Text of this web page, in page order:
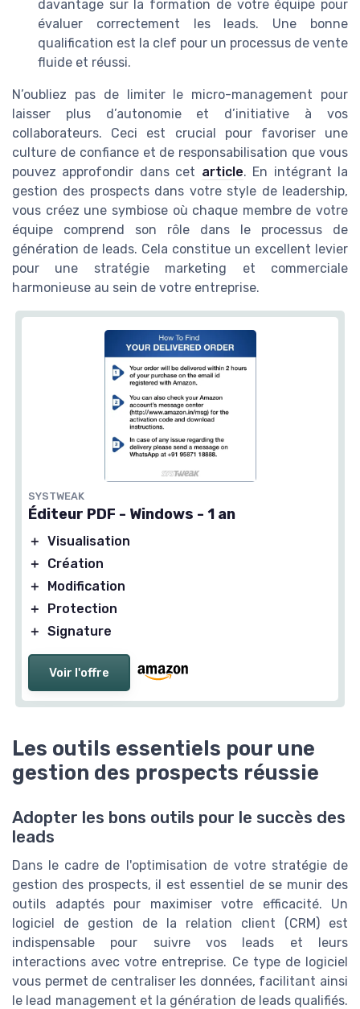
davantage sur la formation de votre équipe pour
évaluer correctement les leads. Une bonne
qualification est la clef pour un processus de vente
fluide et réussi.
N’oubliez pas de limiter le micro-management pour
laisser plus d’autonomie et d’initiative à vos
collaborateurs. Ceci est crucial pour favoriser une
culture de confiance et de responsabilisation que vous
pouvez approfondir dans cet article. En intégrant la
gestion des prospects dans votre style de leadership,
vous créez une symbiose où chaque membre de votre
équipe comprend son rôle dans le processus de
génération de leads. Cela constitue un excellent levier
pour une stratégie marketing et commerciale
harmonieuse au sein de votre entreprise.
SYSTWEAK
Éditeur PDF - Windows - 1 an
＋ Visualisation
＋
Création
＋
Modification
＋
Protection
＋ Signature
Voir l'offre
Les outils essentiels pour une
gestion des prospects réussie
Adopter les bons outils pour le succès des
leads
Dans le cadre de l'optimisation de votre stratégie de
gestion des prospects, il est essentiel de se munir des
outils adaptés pour maximiser votre efficacité. Un
logiciel de gestion de la relation client (CRM) est
indispensable pour suivre vos leads et leurs
interactions avec votre entreprise. Ce type de logiciel
vous permet de centraliser les données, facilitant ainsi
le lead management et la génération de leads qualifiés.